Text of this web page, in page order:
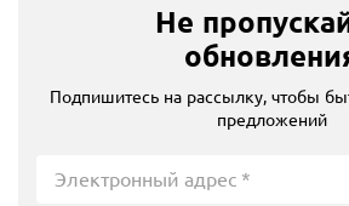
Не
Подпишитесь на рассылку, чтобы
предложений